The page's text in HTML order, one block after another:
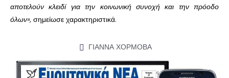
αποτελούν κλειδί για την κοινωνική συνοχή και την πρόοδο
όλων», σημείωσε χαρακτηριστικά.
ΓΙΑΝΝΑ ΧΟΡΜΟΒΑ